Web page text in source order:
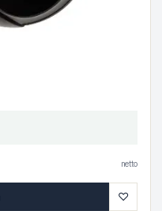
netto
♡